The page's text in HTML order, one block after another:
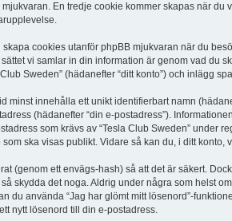
En tredje cookie kommer skapas när du
cookies utanför phpBB mjukvaran när du
vi samlar in din information är genom vad du
Sweden” (hädanefter “ditt konto”) och inlägg
minst innehålla ett unikt identifierbart namn
(hädanefter “din e-postadress”).
som krävs av “Tesla Club Sweden”
ska visas publikt. Vidare så kan du, i ditt
(genom ett envägs-hash) så att det är säkert.
så skydda det noga. Aldrig under några som helst
du använda “Jag har glömt mitt lösenord”-
nytt lösenord till din e-postadress.